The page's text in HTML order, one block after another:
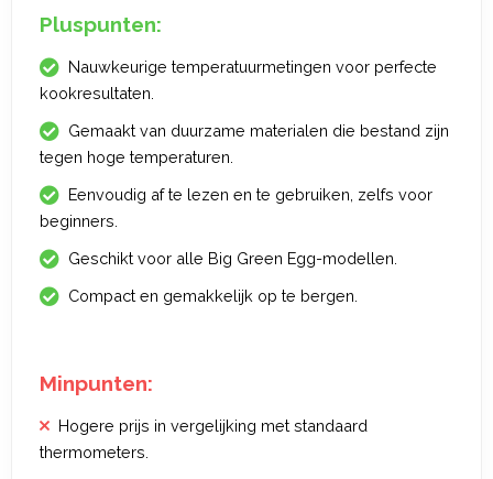
Pluspunten:
Nauwkeurige temperatuurmetingen voor perfecte
kookresultaten.
Gemaakt van duurzame materialen die bestand zijn
tegen hoge temperaturen.
Eenvoudig af te lezen en te gebruiken, zelfs voor
beginners.
Geschikt voor alle Big Green Egg-modellen.
Compact en gemakkelijk op te bergen.
Minpunten:
Hogere prijs in vergelijking met standaard
thermometers.